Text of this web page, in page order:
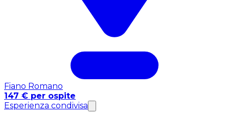
Fiano Romano
147 € per ospite
Esperienza condivisa